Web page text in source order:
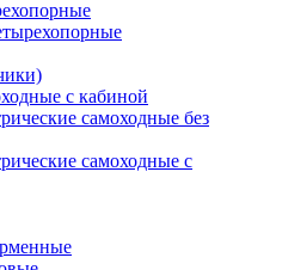
с кабиной
самоходные без
самоходные с